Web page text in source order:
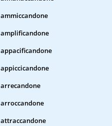
ammiccandone
amplificandone
appacificandone
appiccicandone
arrecandone
arroccandone
attraccandone